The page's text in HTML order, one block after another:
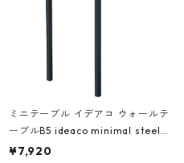
ミニテーブル イデアコ ウォールテ
ーブルB5 ideaco minimal steel f
urniture WALL Table B5 ネイビー
¥7,920